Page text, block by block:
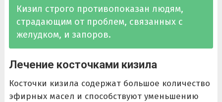
Кизил строго противопоказан людям,
страдающим от проблем, связанных с
желудком, и запоров.
Лечение косточками кизила
Косточки кизила содержат большое количество
эфирных масел и способствуют уменьшению